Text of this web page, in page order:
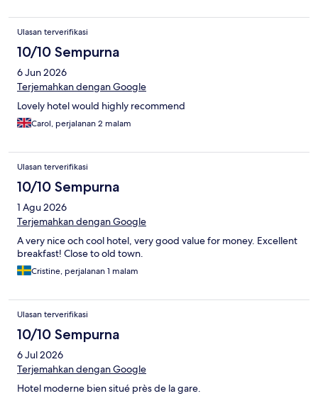
Ulasan terverifikasi
10/10 Sempurna
6 Jun 2026
Terjemahkan dengan Google
Lovely hotel would highly recommend
Carol, perjalanan 2 malam
Ulasan terverifikasi
10/10 Sempurna
1 Agu 2026
Terjemahkan dengan Google
A very nice och cool hotel, very good value for money. Excellent
breakfast! Close to old town.
Cristine, perjalanan 1 malam
Ulasan terverifikasi
10/10 Sempurna
6 Jul 2026
Terjemahkan dengan Google
Hotel moderne bien situé près de la gare.